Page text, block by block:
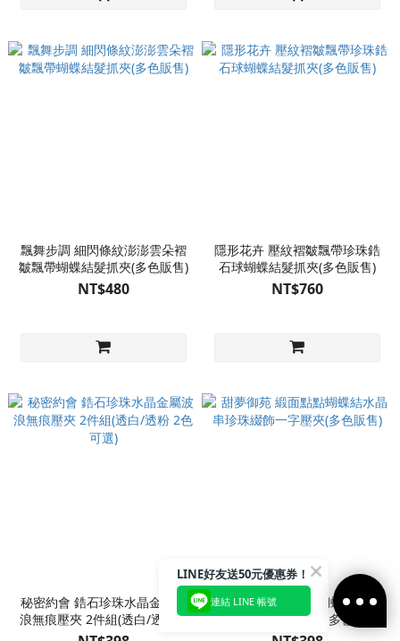
飄舞步調 細閃條紋澎澎雲朵褶
皺飄帶蝴蝶結髮抓夾(多色販售)
NT$480
隱形花卉 壓紋褶皺飄帶珍珠鋯
石球蝴蝶結髮抓夾(多色販售)
NT$760
秘密約會 鋯石珍珠水晶金屬波
浪無痕壓夾 2件組(透白/透粉 2
色可選)
甜夢御苑 緞面點點蝴蝶結水晶
串珍珠綴飾一字壓夾(多色販售)
LINE好友送50元優惠券！
連結 LINE 帳號